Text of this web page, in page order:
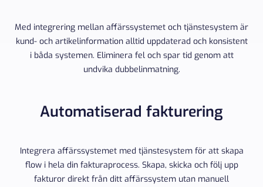
Med integrering mellan affärssystemet och tjänstesystem är
kund- och artikelinformation alltid uppdaterad och konsistent
i båda systemen. Eliminera fel och spar tid genom att
undvika dubbelinmatning.
Automatiserad fakturering
Integrera affärssystemet med tjänstesystem för att skapa
flow i hela din fakturaprocess. Skapa, skicka och följ upp
fakturor direkt från ditt affärssystem utan manuell